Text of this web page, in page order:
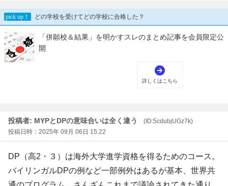
投稿者: MYPとDPの意味合いは全く違う
(ID:5cdubjUGz7k)
投稿日時：2025年 09月 06日 15:22
DP（高2・３）は海外大学進学資格を得るためのコース。
バイリンガルDPの例など一部例外はあるが基本、世界共